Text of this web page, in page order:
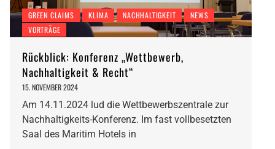
GREEN CLAIMS KLIMA NACHHALTIGKEIT
NEWS
VORTRÄGE
Rückblick: Konferenz „Wettbewerb,
Nachhaltigkeit & Recht“
15. NOVEMBER 2024
Am 14.11.2024 lud die Wettbewerbszentrale zur
Nachhaltigkeits-Konferenz. Im fast vollbesetzten
Saal des Maritim Hotels in